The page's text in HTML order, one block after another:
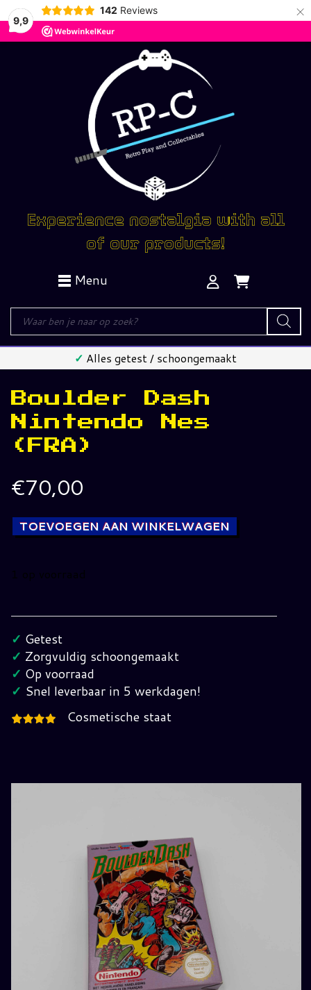
9,9
142 Reviews ×
Experience nostalgia with all
of our products!
Menu
Producten
zoeken
✓ Alles getest / schoongemaakt
Boulder Dash
Nintendo Nes
(FRA)
€70,00
TOEVOEGEN AAN WINKELWAGEN
1 op voorraad
Dash
Nintendo
Nes
(FRA)
hoeveelheid
✓ Getest
✓ Zorgvuldig schoongemaakt
✓ Op voorraad
✓ Snel leverbaar in 5 werkdagen!
Cosmetische staat